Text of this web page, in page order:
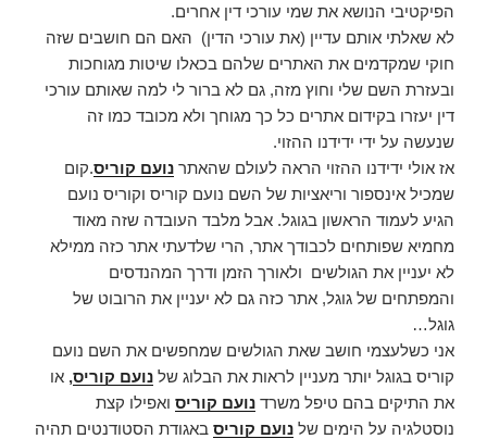
הפיקטיבי הנושא את שמי עורכי דין אחרים.
לא שאלתי אותם עדיין (את עורכי הדין) האם הם חושבים שזה
חוקי שמקדמים את האתרים שלהם בכאלו שיטות מגוחכות
ובעזרת השם שלי וחוץ מזה, גם לא ברור לי למה שאותם עורכי
דין יעזרו בקידום אתרים כל כך מגוחך ולא מכובד כמו זה
שנעשה על ידי ידידנו ההזוי.
אז אולי ידידנו ההזוי הראה לעולם שהאתר נועם קוריס.קום
שמכיל אינספור וריאציות של השם נועם קוריס וקוריס נועם
הגיע לעמוד הראשון בגוגל. אבל מלבד העובדה שזה מאוד
מחמיא שפותחים לכבודך אתר, הרי שלדעתי אתר כזה ממילא
לא יעניין את הגולשים ולאורך הזמן ודרך המהנדסים
והמפתחים של גוגל, אתר כזה גם לא יעניין את הרובוט של
גוגל…
אני כשלעצמי חושב שאת הגולשים שמחפשים את השם נועם
קוריס בגוגל יותר מעניין לראות את הבלוג של נועם קוריס, או
את התיקים בהם טיפל משרד נועם קוריס ואפילו קצת
נוסטלגיה על הימים של נועם קוריס באגודת הסטודנטים תהיה